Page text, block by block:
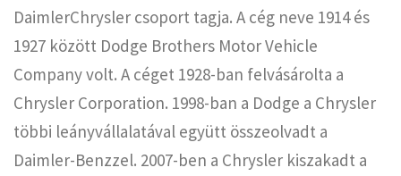
DaimlerChrysler csoport tagja. A cég neve 1914 és
1927 között Dodge Brothers Motor Vehicle
Company volt. A céget 1928-ban felvásárolta a
Chrysler Corporation. 1998-ban a Dodge a Chrysler
többi leányvállalatával együtt összeolvadt a
Daimler-Benzzel. 2007-ben a Chrysler kiszakadt a